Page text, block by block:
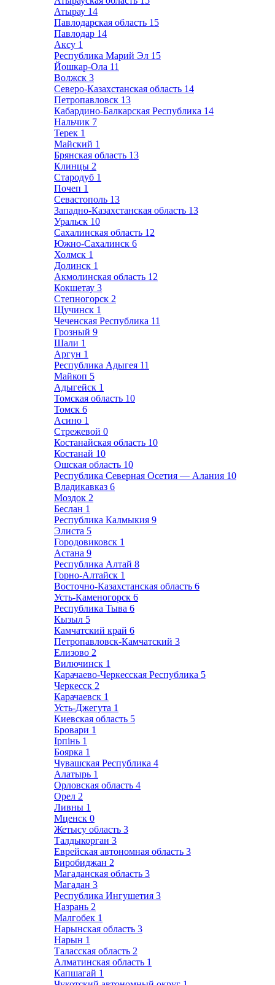
Атырау 14
Павлодарская область 15
Павлодар 14
Аксу 1
Республика Марий Эл 15
Йошкар-Ола 11
Волжск 3
Северо-Казахстанская область 14
Петропавловск 13
Кабардино-Балкарская Республика 14
Нальчик 7
Терек 1
Майский 1
Брянская область 13
Клинцы 2
Стародуб 1
Почеп 1
Севастополь 13
Западно-Казахстанская область 13
Уральск 10
Сахалинская область 12
Южно-Сахалинск 6
Холмск 1
Долинск 1
Акмолинская область 12
Кокшетау 3
Степногорск 2
Щучинск 1
Чеченская Республика 11
Грозный 9
Шали 1
Аргун 1
Республика Адыгея 11
Майкоп 5
Адыгейск 1
Томская область 10
Томск 6
Асино 1
Стрежевой 0
Костанайская область 10
Костанай 10
Ошская область 10
Республика Северная Осетия — Алания 10
Владикавказ 6
Моздок 2
Беслан 1
Республика Калмыкия 9
Элиста 5
Городовиковск 1
Астана 9
Республика Алтай 8
Горно-Алтайск 1
Восточно-Казахстанская область 6
Усть-Каменогорск 6
Республика Тыва 6
Кызыл 5
Камчатский край 6
Петропавловск-Камчатский 3
Елизово 2
Вилючинск 1
Карачаево-Черкесская Республика 5
Черкесск 2
Карачаевск 1
Усть-Джегута 1
Киевская область 5
Бровари 1
Ірпінь 1
Боярка 1
Чувашская Республика 4
Алатырь 1
Орловская область 4
Орел 2
Ливны 1
Мценск 0
Жетысу область 3
Талдыкорган 3
Еврейская автономная область 3
Биробиджан 2
Магаданская область 3
Магадан 3
Республика Ингушетия 3
Назрань 2
Малгобек 1
Нарынская область 3
Нарын 1
Таласская область 2
Алматинская область 1
Капшагай 1